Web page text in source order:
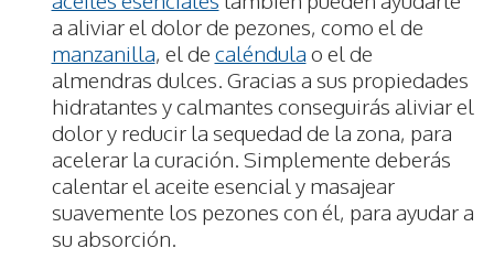
a aliviar el dolor de pezones, como el de
manzanilla, el de caléndula o el de
almendras dulces. Gracias a sus propiedades
hidratantes y calmantes conseguirás aliviar el
dolor y reducir la sequedad de la zona, para
acelerar la curación. Simplemente deberás
calentar el aceite esencial y masajear
suavemente los pezones con él, para ayudar a
su absorción.